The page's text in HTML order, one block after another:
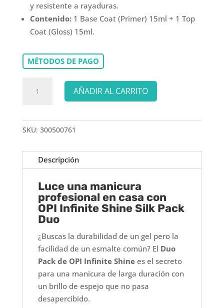
y resistente a rayaduras.
Contenido:1 Base Coat (Primer) 15ml + 1 Top
Coat (Gloss) 15ml.
MÉTODOS DE PAGO
INFINITE
SILK
PACK
Y
BASE
cantidad
AÑADIR AL CARRITO
SKU: 300500761
Descripción
Luce una manicura
profesional en casa con
OPI Infinite Shine Silk Pack
Duo
¿Buscas la durabilidad de un gel pero la
facilidad de un esmalte común? El Duo
Pack de OPI Infinite Shinees el secreto
para una manicura de larga duración con
un brillo de espejo que no pasa
desapercibido.